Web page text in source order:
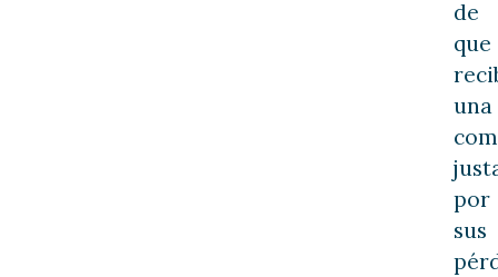
de
que
una
por
sus